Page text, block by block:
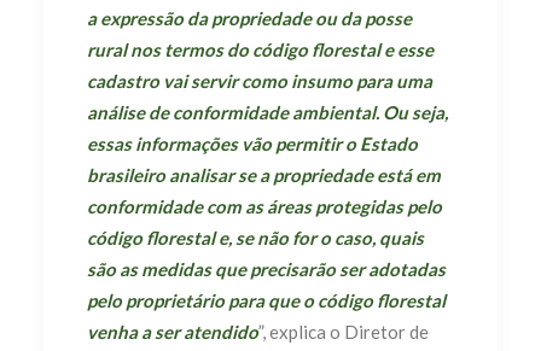
a expressão da propriedade ou da posse
rural nos termos do código florestal e esse
cadastro vai servir como insumo para uma
análise de conformidade ambiental. Ou seja,
essas informações vão permitir o Estado
brasileiro analisar se a propriedade está em
conformidade com as áreas protegidas pelo
código florestal e, se não for o caso, quais
são as medidas que precisarão ser adotadas
pelo proprietário para que o código florestal
venha a ser atendido”, explica o Diretor de